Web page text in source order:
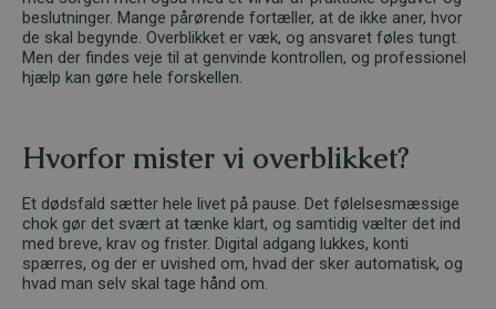
beslutninger. Mange pårørende fortæller, at de ikke aner, hvor
de skal begynde. Overblikket er væk, og ansvaret føles tungt.
Men der findes veje til at genvinde kontrollen, og professionel
hjælp kan gøre hele forskellen.
Hvorfor mister vi overblikket?
Et dødsfald sætter hele livet på pause. Det følelsesmæssige
chok gør det svært at tænke klart, og samtidig vælter det ind
med breve, krav og frister. Digital adgang lukkes, konti
spærres, og der er uvished om, hvad der sker automatisk, og
hvad man selv skal tage hånd om.